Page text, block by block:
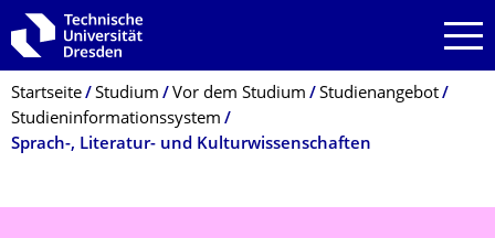
Zur Hauptnavigation springen
Zur Suche springen
Zum Inhalt springen
Breadcrumb-Menü
Startseite Studium Vor dem Studium
Studienangebot
Studieninformationssystem
Sprach-, Literatur- und Kulturwissenschaften